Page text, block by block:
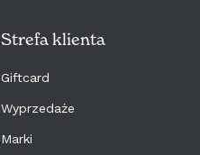
Strefa klienta
Giftcard
Wyprzedaże
Marki